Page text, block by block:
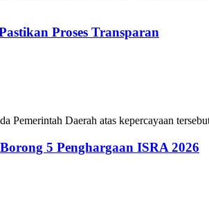
Proses Transparan
Daerah atas kepercayaan
5 Penghargaan ISRA 2026